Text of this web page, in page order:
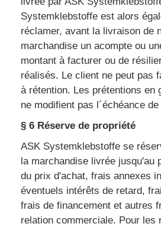
Systemklebstoffe est alors
réclamer, avant la livraison de
marchandise un acompte ou
montant à facturer ou de
réalisés. Le client ne peut pas
à rétention. Les prétentions en
ne modifient pas l´échéance
§ 6 Réserve de propriété
ASK Systemklebstoffe se
la marchandise livrée jusqu'au
du prix d'achat, frais annexes
éventuels intérêts de retard,
frais de financement et autres
relation commerciale. Pour les